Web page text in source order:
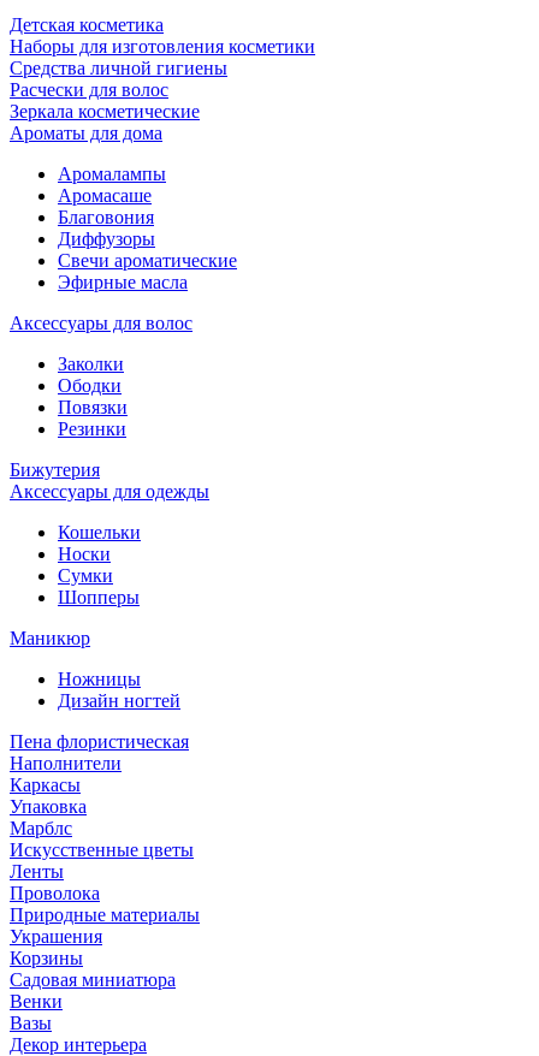
Детская косметика
Наборы для изготовления косметики
Средства личной гигиены
Расчески для волос
Зеркала косметические
Ароматы для дома
Аромалампы
Аромасаше
Благовония
Диффузоры
Свечи ароматические
Эфирные масла
Аксессуары для волос
Заколки
Ободки
Повязки
Резинки
Бижутерия
Аксессуары для одежды
Кошельки
Носки
Сумки
Шопперы
Маникюр
Ножницы
Дизайн ногтей
Пена флористическая
Наполнители
Каркасы
Упаковка
Марблс
Искусственные цветы
Ленты
Проволока
Природные материалы
Украшения
Корзины
Садовая миниатюра
Венки
Вазы
Декор интерьера